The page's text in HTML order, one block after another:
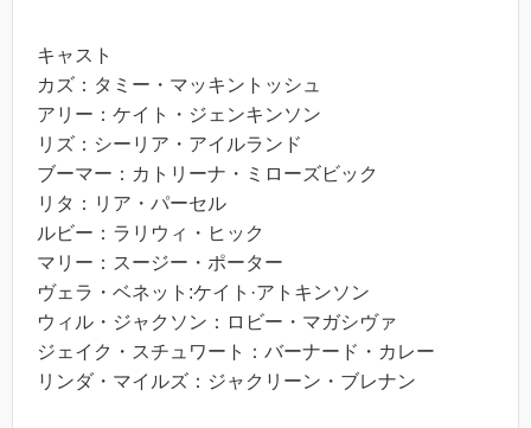
キャスト
カズ：タミー・マッキントッシュ
アリー：ケイト・ジェンキンソン
リズ：シーリア・アイルランド
ブーマー：カトリーナ・ミローズビック
リタ：リア・パーセル
ルビー：ラリウィ・ヒック
マリー：スージー・ポーター
ヴェラ・ベネット:ケイト·アトキンソン
ウィル・ジャクソン：ロビー・マガシヴァ
ジェイク・スチュワート：バーナード・カレー
リンダ・マイルズ：ジャクリーン・ブレナン